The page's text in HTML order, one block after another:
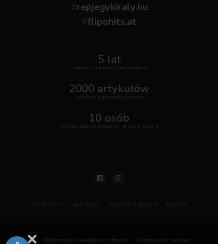
#repjegykiraly.hu
#flipohits.at
5 lat
szukamy te najlepsze bilety lotnicze
2000 artykułów
i codziennie pojawiają się nowe
10 osób
tylu nas pracuje w redakcji na całym świecie
ODO Zgłaszania nielegalnych treści Ustawienia cookies